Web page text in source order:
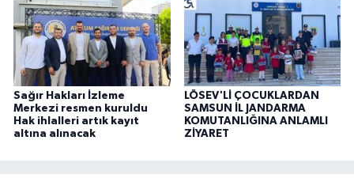
Sağır Hakları İzleme
Merkezi resmen kuruldu
Hak ihlalleri artık kayıt
altına alınacak
LÖSEV'Lİ ÇOCUKLARDAN
SAMSUN İL JANDARMA
KOMUTANLIĞINA ANLAMLI
ZİYARET